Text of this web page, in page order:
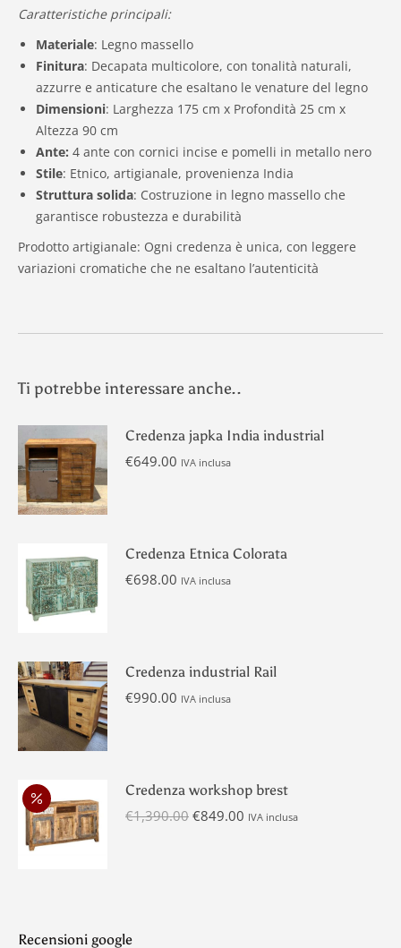
Caratteristiche principali:
Materiale: Legno massello
Finitura: Decapata multicolore, con tonalità naturali,
azzurre e anticature che esaltano le venature del legno
Dimensioni: Larghezza 175 cm x Profondità 25 cm x
Altezza 90 cm
Ante: 4 ante con cornici incise e pomelli in metallo nero
Stile: Etnico, artigianale, provenienza India
Struttura solida: Costruzione in legno massello che
garantisce robustezza e durabilità
Prodotto artigianale: Ogni credenza è unica, con leggere
variazioni cromatiche che ne esaltano l’autenticità
Ti potrebbe interessare anche..
Credenza japka India industrial
€649.00 IVA inclusa
Credenza Etnica Colorata
€698.00 IVA inclusa
Credenza industrial Rail
€990.00 IVA inclusa
Credenza workshop brest
€1,390.00 Il
€849.00 IlIVA inclusa
Recensioni google